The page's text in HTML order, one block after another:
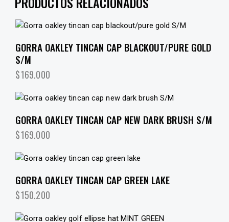
GORRA OAKLEY TINCAN CAP BLACKOUT/PURE GOLD
S/M
$169,000
GORRA OAKLEY TINCAN CAP NEW DARK BRUSH S/M
$169,000
GORRA OAKLEY TINCAN CAP GREEN LAKE
$150,200